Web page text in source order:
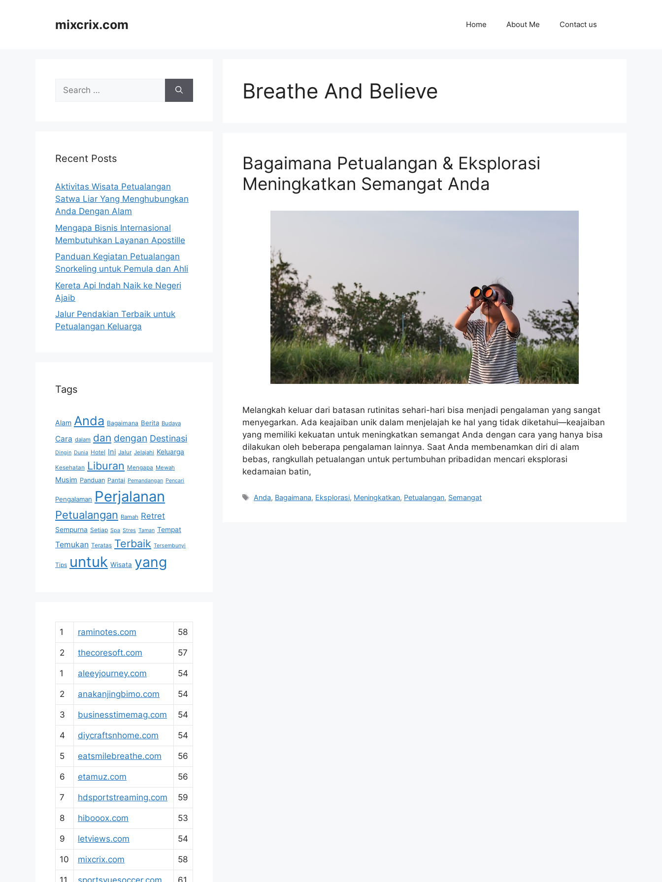
mixcrix.com Home About Me Contact us
Breathe And Believe
Bagaimana Petualangan & Eksplorasi
Meningkatkan Semangat Anda
Melangkah keluar dari batasan rutinitas sehari-hari bisa menjadi pengalaman yang sangat
menyegarkan. Ada keajaiban unik dalam menjelajah ke hal yang tidak diketahui—keajaiban
yang memiliki kekuatan untuk meningkatkan semangat Anda dengan cara yang hanya bisa
dilakukan oleh beberapa pengalaman lainnya. Saat Anda membenamkan diri di alam
bebas, rangkullah petualangan untuk pertumbuhan pribadidan mencari eksplorasi
kedamaian batin,
Tags
Anda, Bagaimana, Eksplorasi, Meningkatkan, Petualangan, Semangat
Search
for:
Recent Posts
Aktivitas Wisata Petualangan
Satwa Liar Yang Menghubungkan
Anda Dengan Alam
Mengapa Bisnis Internasional
Membutuhkan Layanan Apostille
Panduan Kegiatan Petualangan
Snorkeling untuk Pemula dan Ahli
Kereta Api Indah Naik ke Negeri
Ajaib
Jalur Pendakian Terbaik untuk
Petualangan Keluarga
Tags
Alam Anda Bagaimana Berita Budaya
Cara dalam dan dengan Destinasi
Dingin Dunia Hotel Ini Jalur Jelajahi Keluarga
Kesehatan Liburan Mengapa Mewah
Musim Panduan Pantai Pemandangan Pencari
Pengalaman Perjalanan
Petualangan Ramah Retret
Sempurna Setiap Spa Stres Taman Tempat
Temukan Teratas Terbaik Tersembunyi
Tips untuk Wisata yang
1 raminotes.com 58
2 thecoresoft.com 57
1 aleeyjourney.com 54
2 anakanjingbimo.com 54
3 businesstimemag.com 54
4 diycraftsnhome.com 54
5 eatsmilebreathe.com 56
6 etamuz.com 56
7 hdsportstreaming.com 59
8 hibooox.com 53
9 letviews.com 54
10 mixcrix.com 58
11 sportsvuesoccer.com 61